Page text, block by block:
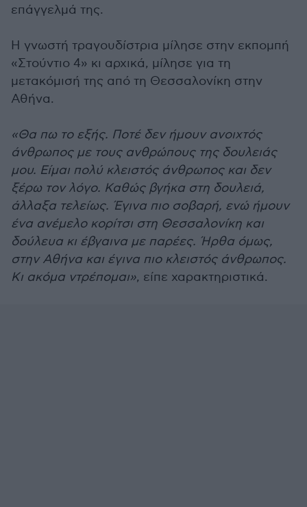
επάγγελμά της.
Η γνωστή τραγουδίστρια μίλησε στην εκπομπή
«Στούντιο 4» κι αρχικά, μίλησε για τη
μετακόμισή της από τη Θεσσαλονίκη στην
Αθήνα.
«Θα πω το εξής. Ποτέ δεν ήμουν ανοιχτός
άνθρωπος με τους ανθρώπους της δουλειάς
μου. Είμαι πολύ κλειστός άνθρωπος και δεν
ξέρω τον λόγο. Καθώς βγήκα στη δουλειά,
άλλαξα τελείως. Έγινα πιο σοβαρή, ενώ ήμουν
ένα ανέμελο κορίτσι στη Θεσσαλονίκη και
δούλευα κι έβγαινα με παρέες. Ήρθα όμως,
στην Αθήνα και έγινα πιο κλειστός άνθρωπος.
Κι ακόμα ντρέπομαι», είπε χαρακτηριστικά.